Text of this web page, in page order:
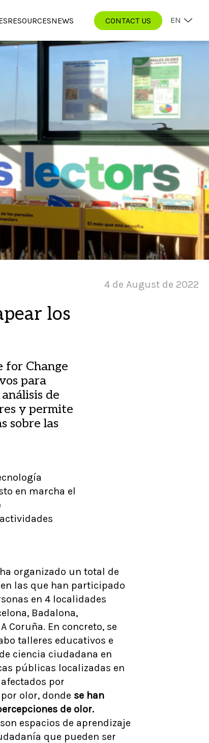
RESOURCESNEWS CONTACT US EN
4 de August de 2022
los
for Change
para
de
y permite
sobre las
en marcha el
organizado un total de
las que han participado
en 4 localidades
Badalona,
Coruña. En concreto, se
talleres educativos e
ciencia ciudadana en
públicas localizadas en
por
olor, donde se han
de olor.
espacios de aprendizaje
que pueden ser